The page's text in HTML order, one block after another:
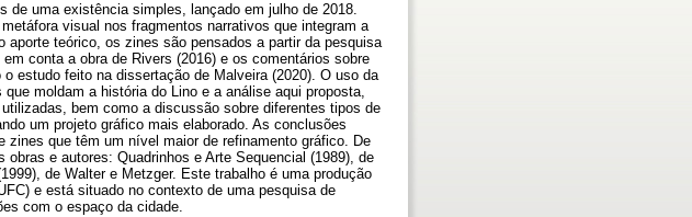
de uma existência simples, lançado em julho de 2018.
visual nos fragmentos narrativos que integram a
teórico, os zines são pensados a partir da pesquisa
conta a obra de Rivers (2016) e os comentários sobre
estudo feito na dissertação de Malveira (2020). O uso da
moldam a história do Lino e a análise aqui proposta,
bem como a discussão sobre diferentes tipos de
um projeto gráfico mais elaborado. As conclusões
zines que têm um nível maior de refinamento gráfico. De
e autores: Quadrinhos e Arte Sequencial (1989), de
de Walter e Metzger. Este trabalho é uma produção
e está situado no contexto de uma pesquisa de
com o espaço da cidade.